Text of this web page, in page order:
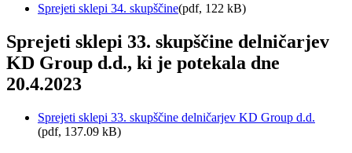
Sprejeti sklepi 34. skupščine(pdf, 122 kB)
Sprejeti sklepi 33. skupščine delničarjev
KD Group d.d., ki je potekala dne
20.4.2023
Sprejeti sklepi 33. skupščine delničarjev KD Group d.d.
(pdf, 137.09 kB)